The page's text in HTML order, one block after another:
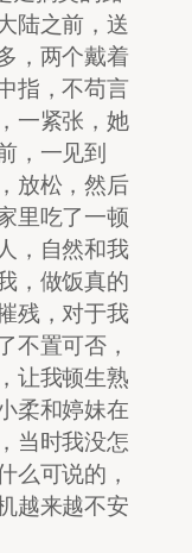
陆之前，送
，两个戴着
指，不苟言
一紧张，她
，一见到
放松，然后
里吃了一顿
，自然和我
，做饭真的
残，对于我
不置可否，
让我顿生熟
柔和婷妹在
当时我没怎
么可说的，
越来越不安